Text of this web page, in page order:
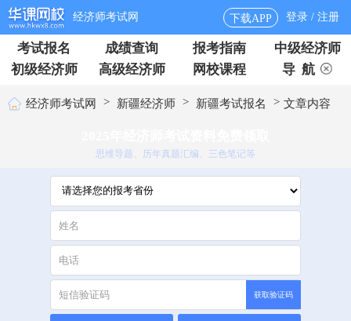
经济师考试网 下载APP 登录 / 注册
考试报名 成绩查询 报考指南
中级经济师
初级经济师
高级经济师 网校课程 导 航
经济师考试网 > 新疆经济师 > 新疆考试报名 > 文章内容
思维导题、历年真题汇编、三色笔记等
获取验证码